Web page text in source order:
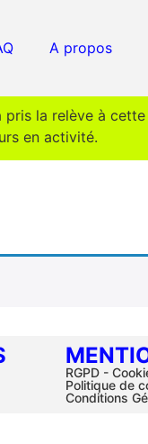
A propos
pris la relève à cette
en activité.
RGPD -
Politique de
Conditions